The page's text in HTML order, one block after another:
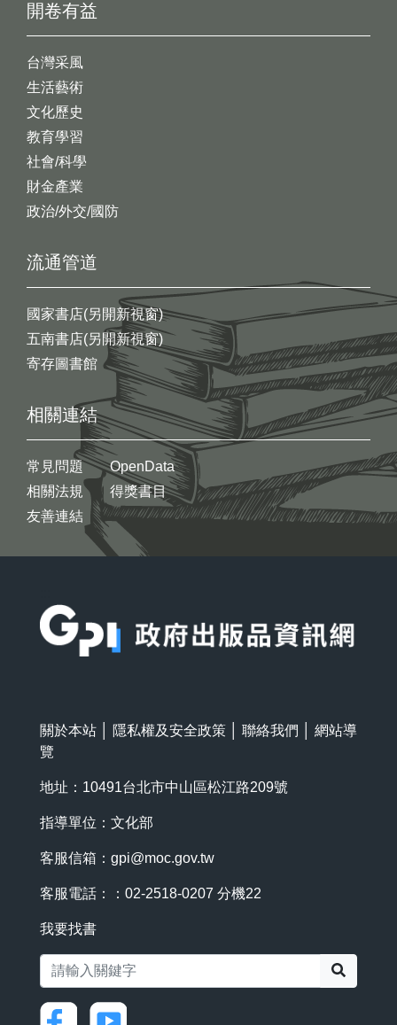
開卷有益
台灣采風
生活藝術
文化歷史
教育學習
社會/科學
財金產業
政治/外交/國防
流通管道
國家書店(另開新視窗)
五南書店(另開新視窗)
寄存圖書館
相關連結
常見問題
相關法規
友善連結
OpenData
得獎書目
關於本站 隱私權及安全政策 聯絡我們
網站導
覽
地址：10491台北市中山區松江路209號
指導單位：文化部
客服信箱： gpi@moc.gov.tw
客服電話：：02-2518-0207 分機22
我要找書